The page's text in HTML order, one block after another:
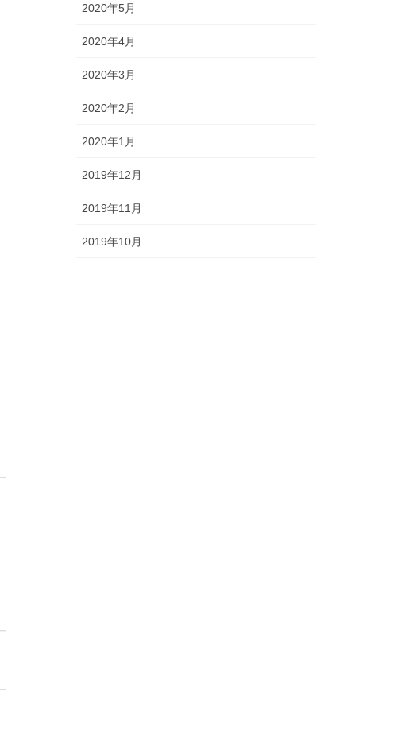
2020年5月
2020年4月
2020年3月
2020年2月
2020年1月
2019年12月
2019年11月
2019年10月